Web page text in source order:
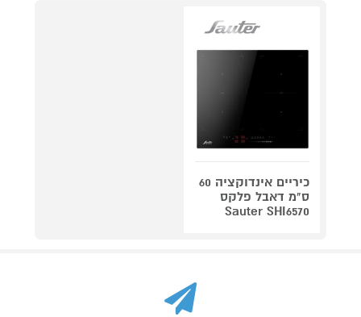
כיריים אינדוקציה 60
ס"מ דאבל פלקס
Sauter SHI6570